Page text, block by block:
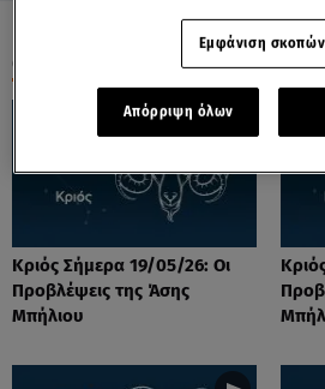
ΟΛΑ ΤΑ ΒΙΝΤΕΟ
Κριός Σήμερα 19/05/26: Οι
Προβλέψεις της Άσης
Μπήλιου
Εμφάνιση σκοπών
Απόρριψη όλων